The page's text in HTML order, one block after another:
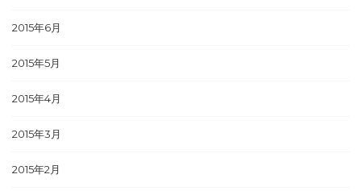
2015年6月
2015年5月
2015年4月
2015年3月
2015年2月